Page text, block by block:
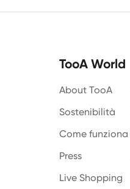
TooA World
About TooA
Sostenibilità
Come funziona
Press
Live Shopping